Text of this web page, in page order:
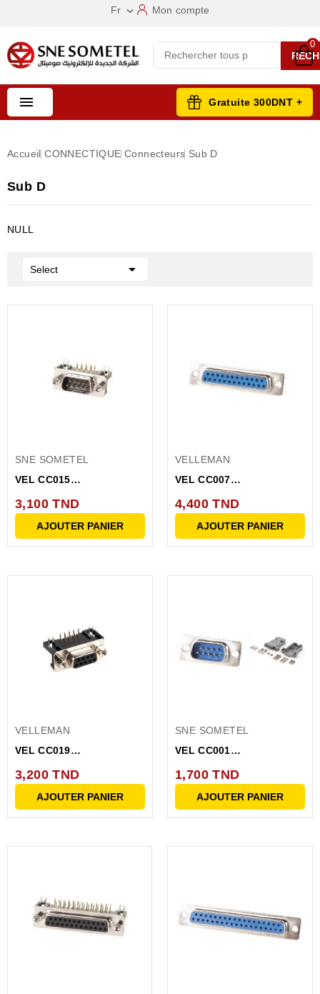
Fr  Mon compte
0
 Gratuite 300DNT +
Accueil CONNECTIQUE Connecteurs Sub D
Sub D
NULL
Select 
SNE SOMETEL
VEL CC015
MALE COUDE
3,100 TND
AJOUTER PANIER
VELLEMAN
VEL CC007
FEMELLE...
4,400 TND
AJOUTER PANIER
VELLEMAN
VEL CC019
CI
3,200 TND
AJOUTER PANIER
SNE SOMETEL
VEL CC001
1,700 TND
AJOUTER PANIER